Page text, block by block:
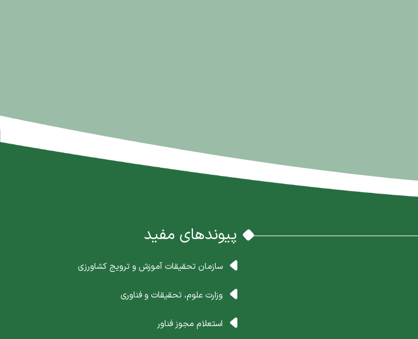
پیوندهای مفید
سازمان تحقیقات آموزش و ترویج کشاورزی
وزارت علوم، تحقیقات و فناوری
استعلام مجوز فناور